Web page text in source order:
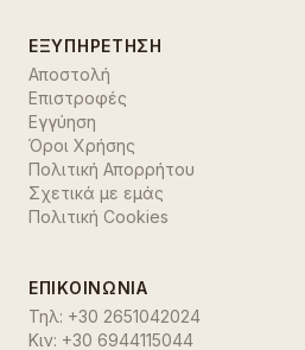
ΕΞΥΠΗΡΈΤΗΣΗ
Αποστολή
Επιστροφές
Εγγύηση
Όροι Χρήσης
Πολιτική Απορρήτου
Σχετικά με εμάς
Πολιτική Cookies
ΕΠΙΚΟΙΝΩΝΊΑ
Τηλ: +30 2651042024
Κιν: +30 6944115044